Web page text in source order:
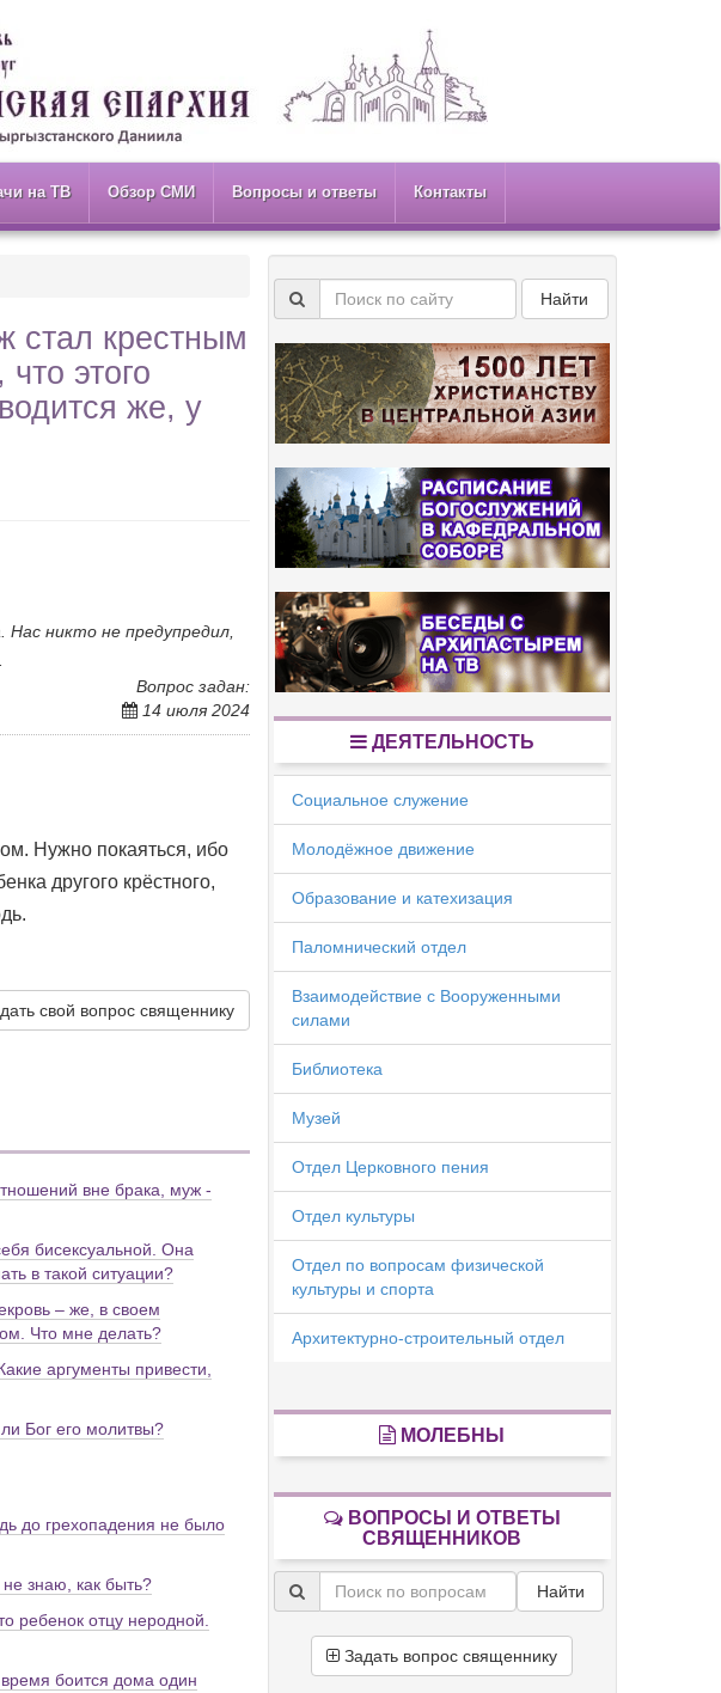
на ТВ Обзор СМИ Вопросы и ответы Контакты
стал крестным
этого
же, у
никто не предупредил,
Вопрос задан:
14 июля 2024
Нужно покаяться, ибо
другого крёстного,
свой вопрос священнику
вне брака, муж -
бисексуальной. Она
в такой ситуации?
– же, в своем
Что мне делать?
аргументы привести,
Бог его молитвы?
до грехопадения не было
знаю, как быть?
ребенок отцу неродной.
боится дома один
Найти
ДЕЯТЕЛЬНОСТЬ
Социальное служение
Молодёжное движение
Образование и катехизация
Паломнический отдел
Взаимодействие с Вооруженными
силами
Библиотека
Музей
Отдел Церковного пения
Отдел культуры
Отдел по вопросам физической
культуры и спорта
Архитектурно-строительный отдел
МОЛЕБНЫ
ВОПРОСЫ И ОТВЕТЫ
СВЯЩЕННИКОВ
Найти
Задать вопрос священнику